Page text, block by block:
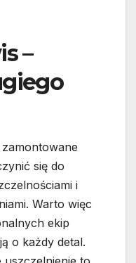
–
się do
i
Warto więc
ekip
o każdy detal.